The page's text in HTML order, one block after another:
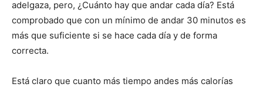
adelgaza, pero, ¿Cuánto hay que andar cada día? Está
comprobado que con un mínimo de andar 30 minutos es
más que suficiente si se hace cada día y de forma
correcta.
Está claro que cuanto más tiempo andes más calorías